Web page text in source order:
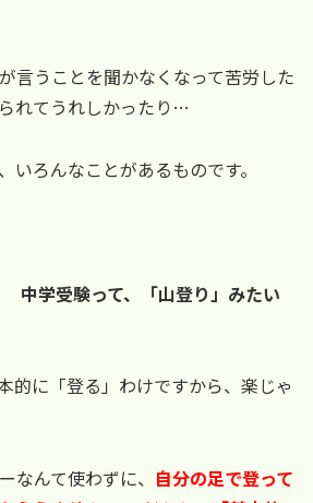
言うことを聞かなくなって苦労した
れてうれしかったり…
いろんなことがあるものです。
中学受験って、「山登り」みたい
的に「登る」わけですから、楽じゃ
なんて使わずに、 自分の足で登って